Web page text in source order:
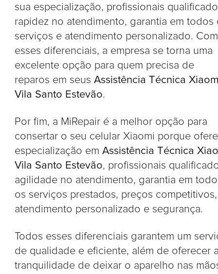
sua especialização, profissionais
rapidez no atendimento, garantia em todos
serviços e atendimento personalizado. Com
esses diferenciais, a empresa se torna uma
excelente opção para quem precisa de
reparos em seus Assistência Técnica
Vila Santo Estevão.
Por fim, a MiRepair é a melhor opção para
consertar o seu celular Xiaomi porque
especialização em Assistência Técnica
Vila Santo Estevão, profissionais
agilidade no atendimento, garantia em
os serviços prestados, preços competitivos,
atendimento personalizado e segurança.
Todos esses diferenciais garantem um
de qualidade e eficiente, além de oferecer
tranquilidade de deixar o aparelho nas